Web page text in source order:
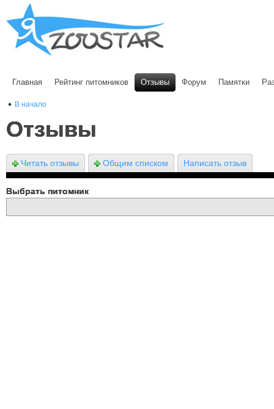
Главная Рейтинг питомников Отзывы Форум Памятки
В начало
Отзывы
Читать отзывы Общим списком Написать отзыв
Выбрать питомник